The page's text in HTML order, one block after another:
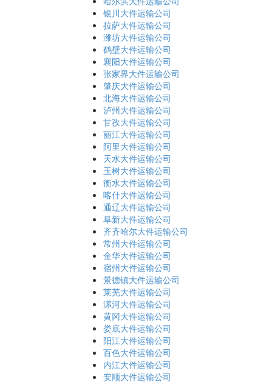
银川大件运输公司
拉萨大件运输公司
潍坊大件运输公司
鹤壁大件运输公司
襄阳大件运输公司
张家界大件运输公司
肇庆大件运输公司
北海大件运输公司
泸州大件运输公司
甘孜大件运输公司
丽江大件运输公司
阿里大件运输公司
天水大件运输公司
玉树大件运输公司
衡水大件运输公司
喀什大件运输公司
通辽大件运输公司
阜新大件运输公司
齐齐哈尔大件运输公司
常州大件运输公司
金华大件运输公司
宿州大件运输公司
景德镇大件运输公司
莱芜大件运输公司
漯河大件运输公司
黄冈大件运输公司
娄底大件运输公司
阳江大件运输公司
百色大件运输公司
内江大件运输公司
安顺大件运输公司